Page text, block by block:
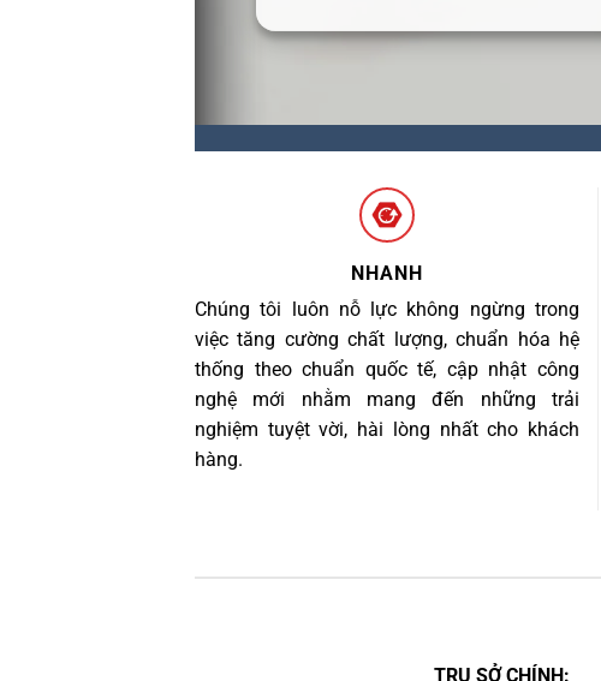
NHANH
Chúng tôi luôn nỗ lực không ngừng trong
việc tăng cường chất lượng, chuẩn hóa hệ
thống theo chuẩn quốc tế, cập nhật công
nghệ mới nhằm mang đến những trải
nghiệm tuyệt vời, hài lòng nhất cho khách
hàng.
TRỤ SỞ CHÍNH: